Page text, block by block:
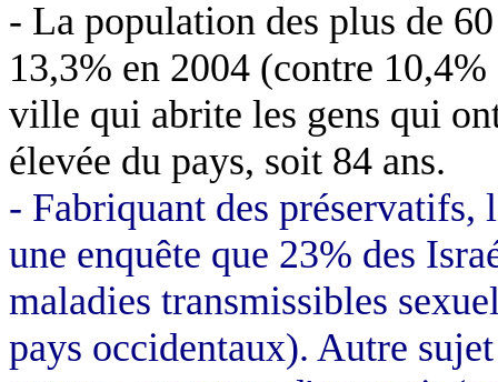
- La population des plus de
13,3% en 2004 (contre
ville qui abrite les gens qui
élevée du pays, soit 84 ans.
- Fabriquant des préservatifs,
une enquête que 23% des
maladies transmissibles
pays occidentaux). Autre